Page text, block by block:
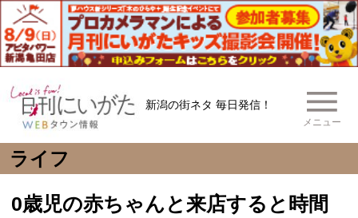
新潟の街ネタ 毎日発信！
メニュー
ライフ
0歳児の赤ちゃんと来店すると時間